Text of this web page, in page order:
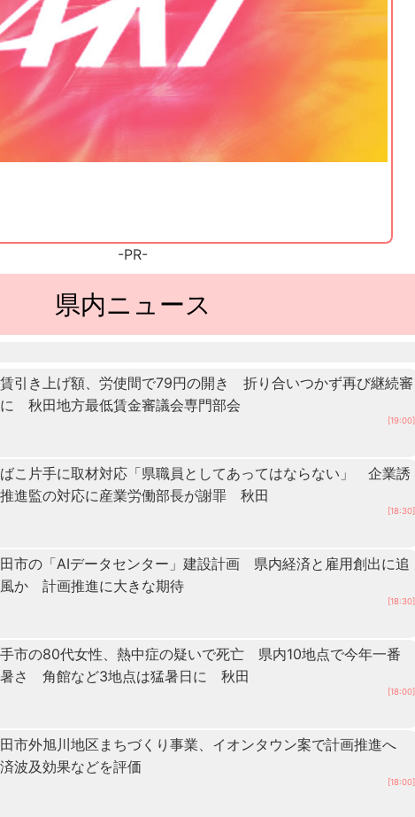
-PR-
県内ニュース
引き上げ額、労使間で79円の開き 折り合いつかず再び継続審
秋田地方最低賃金審議会専門部会
[19:00]
こ片手に取材対応「県職員としてあってはならない」 企業誘
進監の対応に産業労働部長が謝罪 秋田
[18:30]
市の「AIデータセンター」建設計画 県内経済と雇用創出に追
か 計画推進に大きな期待
[18:30]
市の80代女性、熱中症の疑いで死亡 県内10地点で今年一番
さ 角館など3地点は猛暑日に 秋田
[18:00]
市外旭川地区まちづくり事業、イオンタウン案で計画推進へ
波及効果などを評価
[18:00]